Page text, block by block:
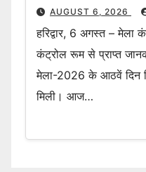
AUGUST 6, 2026
हरिद्वार, 6 अगस्त – मेला
कंट्रोल रूम से प्राप्त
मेला-2026 के आठवें दिन
मिली। आज…